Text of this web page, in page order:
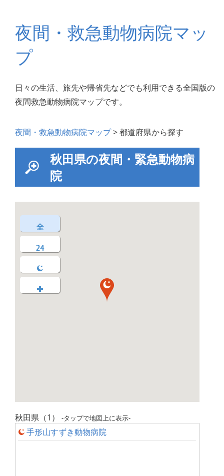
夜間・救急動物病院マッ
プ
日々の生活、旅先や帰省先などでも利用できる全国版の
夜間救急動物病院マップです。
夜間・救急動物病院マップ> 都道府県から探す
秋田県の夜間・緊急動物病
院
秋田県（1） -タップで地図上に表示-
手形山すずき動物病院